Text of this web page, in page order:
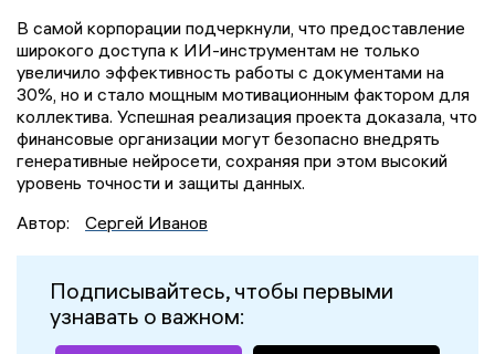
В самой корпорации подчеркнули, что предоставление
широкого доступа к ИИ-инструментам не только
увеличило эффективность работы с документами на
30%, но и стало мощным мотивационным фактором для
коллектива. Успешная реализация проекта доказала, что
финансовые организации могут безопасно внедрять
генеративные нейросети, сохраняя при этом высокий
уровень точности и защиты данных.
Автор:
Сергей Иванов
Подписывайтесь, чтобы первыми
узнавать о важном: